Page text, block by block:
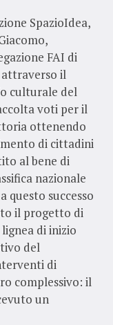
SpazioIdea,
FAI di
il
culturale del
voti per il
ottenendo
di cittadini
al bene di
nazionale
questo successo
il progetto di
di inizio
del
di
complessivo: il
un